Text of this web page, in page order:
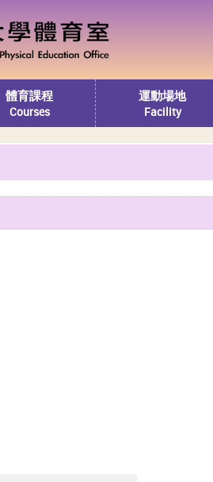
體育課程
Courses
運動場地
Facility